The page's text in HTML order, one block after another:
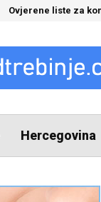
Ovjerene liste za
Hercegovina